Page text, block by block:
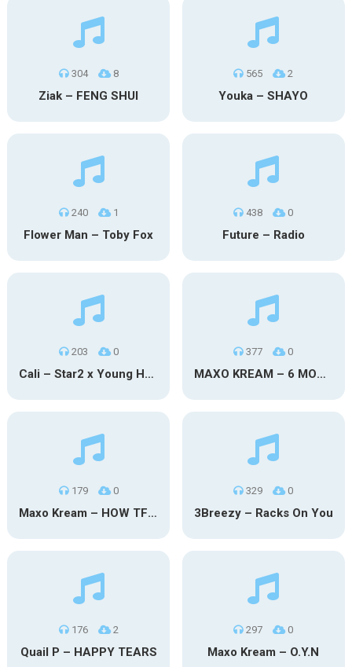
304 8
Ziak – FENG SHUI
565 2
Youka – SHAYO
240 1
Flower Man – Toby Fox
438 0
Future – Radio
203 0
Cali – Star2 x Young Henny
377 0
MAXO KREAM – 6 MONTHS CLEAN
179 0
Maxo Kream – HOW TF I’M LUCKY
329 0
3Breezy – Racks On You
176 2
Quail P – HAPPY TEARS
297 0
Maxo Kream – O.Y.N